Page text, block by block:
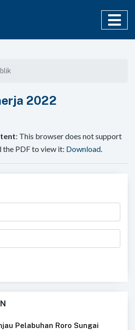
2022
: This browser does not support
the PDF to view it: Download.
Pelabuhan Roro Sungai